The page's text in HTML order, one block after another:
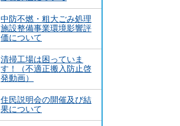
中防不燃・粗大ごみ処理
施設整備事業環境影響評
価について
清掃工場は困っていま
す！（不適正搬入防止啓
発動画）
住民説明会の開催及び結
果について